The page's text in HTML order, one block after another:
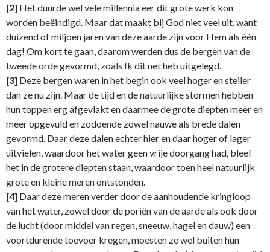
[2] Het duurde wel vele millennia eer dit grote werk kon
worden beëindigd. Maar dat maakt bij God niet veel uit, want
duizend of miljoen jaren van deze aarde zijn voor Hem als één
dag! Om kort te gaan, daarom werden dus de bergen van de
tweede orde gevormd, zoals Ik dit net heb uitgelegd.
[3] Deze bergen waren in het begin ook veel hoger en steiler
dan ze nu zijn. Maar de tijd en de natuurlijke stormen hebben
hun toppen erg afgevlakt en daarmee de grote diepten meer en
meer opgevuld en zodoende zowel nauwe als brede dalen
gevormd. Daar deze dalen echter hier en daar hoger of lager
uitvielen, waardoor het water geen vrije doorgang had, bleef
het in de grotere diepten staan, waardoor toen heel natuurlijk
grote en kleine meren ontstonden.
[4] Daar deze meren verder door de aanhoudende kringloop
van het water, zowel door de poriën van de aarde als ook door
de lucht (door middel van regen, sneeuw, hagel en dauw) een
voortdurende toevoer kregen, moesten ze wel buiten hun